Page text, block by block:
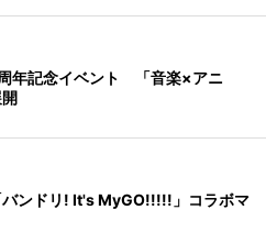
年記念イベント 「音楽×アニ
バンドリ! It's MyGO!!!!!」コラボマ